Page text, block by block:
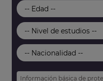
Información básica de